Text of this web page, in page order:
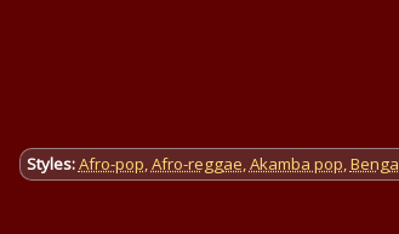
Styles:Afro-pop,Afro-reggae,Akamba pop,Benga